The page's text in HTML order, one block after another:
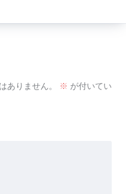
ありません。 ※ が付いてい